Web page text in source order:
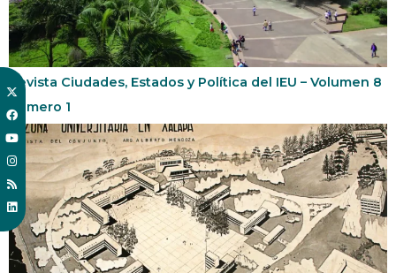
Revista Ciudades, Estados y Política del IEU – Volumen 8
número 1